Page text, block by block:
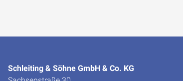
Schleiting & Söhne GmbH & Co. KG